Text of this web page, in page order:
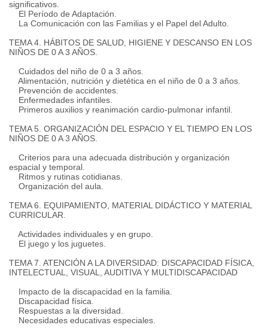
significativos.
El Período de Adaptación.
La Comunicación con las Familias y el Papel del Adulto.
TEMA 4. HÁBITOS DE SALUD, HIGIENE Y DESCANSO EN LOS
NIÑOS DE 0 A 3 AÑOS.
Cuidados del niño de 0 a 3 años.
Alimentación, nutrición y dietética en el niño de 0 a 3 años.
Prevención de accidentes.
Enfermedades infantiles.
Primeros auxilios y reanimación cardio-pulmonar infantil.
TEMA 5. ORGANIZACIÓN DEL ESPACIO Y EL TIEMPO EN LOS
NIÑOS DE 0 A 3 AÑOS.
Criterios para una adecuada distribución y organización
espacial y temporal.
Ritmos y rutinas cotidianas.
Organización del aula.
TEMA 6. EQUIPAMIENTO, MATERIAL DIDÁCTICO Y MATERIAL
CURRICULAR.
Actividades individuales y en grupo.
El juego y los juguetes.
TEMA 7. ATENCIÓN A LA DIVERSIDAD: DISCAPACIDAD FÍSICA,
INTELECTUAL, VISUAL, AUDITIVA Y MULTIDISCAPACIDAD
Impacto de la discapacidad en la familia.
Discapacidad física.
Respuestas a la diversidad.
Necesidades educativas especiales.